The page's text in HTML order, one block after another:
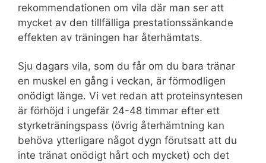
rekommendationen om vila där man ser att
mycket av den tillfälliga prestationssänkande
effekten av träningen har återhämtats.
Sju dagars vila, som du får om du bara tränar
en muskel en gång i veckan, är förmodligen
onödigt länge. Vi vet redan att proteinsyntesen
är förhöjd i ungefär 24-48 timmar efter ett
styrketräningspass (övrig återhämtning kan
behöva ytterligare något dygn förutsatt att du
inte tränat onödigt hårt och mycket) och det